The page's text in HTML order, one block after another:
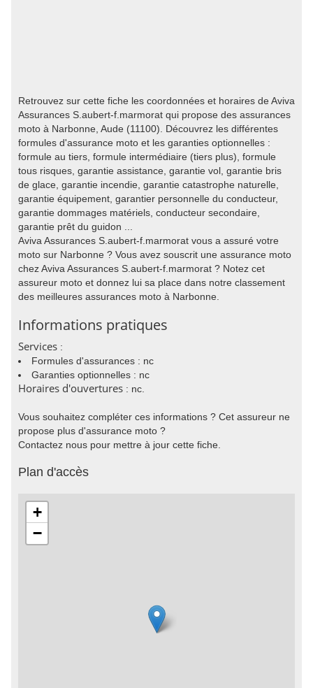
Retrouvez sur cette fiche les coordonnées et horaires de Aviva
Assurances S.aubert-f.marmorat qui propose des assurances
moto à Narbonne, Aude (11100). Découvrez les différentes
formules d'assurance moto et les garanties optionnelles :
formule au tiers, formule intermédiaire (tiers plus), formule
tous risques, garantie assistance, garantie vol, garantie bris
de glace, garantie incendie, garantie catastrophe naturelle,
garantie équipement, garantier personnelle du conducteur,
garantie dommages matériels, conducteur secondaire,
garantie prêt du guidon ...
Aviva Assurances S.aubert-f.marmorat vous a assuré votre
moto sur Narbonne ? Vous avez souscrit une assurance moto
chez Aviva Assurances S.aubert-f.marmorat ? Notez cet
assureur moto et donnez lui sa place dans notre classement
des meilleures assurances moto à Narbonne.
Informations pratiques
Services :
Formules d'assurances : nc
Garanties optionnelles : nc
Horaires d'ouvertures : nc.
Vous souhaitez compléter ces informations ? Cet assureur ne
propose plus d'assurance moto ?
Contactez nous pour mettre à jour cette fiche.
Plan d'accès
+
−